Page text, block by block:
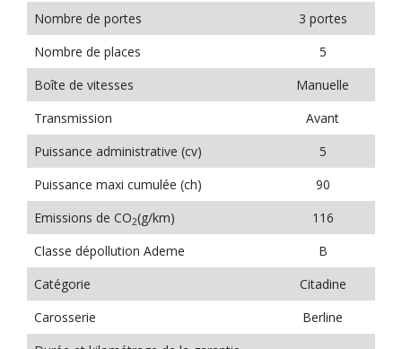
Nombre de portes
3 portes
Nombre de places
5
Boîte de vitesses
Manuelle
Transmission
Avant
Puissance administrative (cv)
5
Puissance maxi cumulée (ch)
90
Emissions de CO2(g/km)
116
Classe dépollution Ademe
B
Catégorie
Citadine
Carosserie
Berline